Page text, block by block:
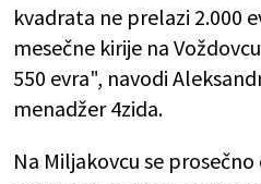
kvadrata ne prelazi 2.000
mesečne kirije na
550 evra", navodi
menadžer 4zida.
Na Miljakovcu se